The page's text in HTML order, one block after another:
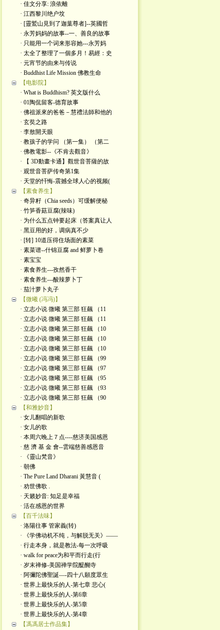
· 佳文分享: 浪依離
· 江西黎川绝户坟
· [靈鷲山見到了迦葉尊者]--英國哲
· 永芳妈妈的故事--一、善良的故事
· 只能用一个词来形容她---永芳妈
· 太全了整理了一個多月！易經：史
· 元宵节的由来与传说
· Buddhist Life Mission 佛教生命
【电影院】
· What is Buddhism? 英文版什么
· 01陶侃留客-德育故事
· 佛祖派來的爸爸－慧禮法師和他的
· 玄奘之路
· 李敖開天眼
· 教孩子的学问 （第一集） （第二
· 佛教電影--《不肯去觀音》
· 【 3D動畫卡通】觀世音菩薩的故
· 观世音菩萨传奇第1集
· 天堂的忏悔-震撼全球人心的视频(
【素食养生】
· 奇异籽（Chia seeds）可缓解便秘
· 竹笋香菇豆腐(辣味)
· 为什么五点钟要起床（答案真让人
· 黑豆用的好，调病真不少
· [转] 10道压得住场面的素菜
· 素菜谱--什锦豆腐 and 鲜萝卜卷
· 素宝宝
· 素食养生---孜然香干
· 素食养生---酸辣萝卜丁
· 茄汁萝卜丸子
【微曦 (冯冯)】
· 立志小说 微曦 第三部 狂飆 （11
· 立志小说 微曦 第三部 狂飆 （11
· 立志小说 微曦 第三部 狂飆 （10
· 立志小说 微曦 第三部 狂飆 （10
· 立志小说 微曦 第三部 狂飆 （10
· 立志小说 微曦 第三部 狂飆 （99
· 立志小说 微曦 第三部 狂飆 （97
· 立志小说 微曦 第三部 狂飆 （95
· 立志小说 微曦 第三部 狂飆 （93
· 立志小说 微曦 第三部 狂飆 （90
【和雅妙音】
· 女儿翻唱的新歌
· 女儿的歌
· 本周六晚上７点----慈济美国感恩
· 慈 濟 基 金 會--雲端慈善感恩音
· 《靈山梵音》
· 朝佛
· The Pure Land Dharani 黃慧音 (
· 劝世佛歌 .
· 天籁妙音: 知足是幸福
· 活在感恩的世界
【百千法味】
· 洛陽往事 管家義(转)
· 《学佛动机不纯，与解脱无关》——
· 行走本身，就是教法-每一次呼吸
· walk for peace为和平而行走(行
· 岁末禅修-美国禅学院醍醐寺
· 阿彌陀佛聖誕—-四十八願度眾生
· 世界上最快乐的人-第七章 悲心(
· 世界上最快乐的人-第6章
· 世界上最快乐的人-第5章
· 世界上最快乐的人-第4章
【馮馮居士作品集】